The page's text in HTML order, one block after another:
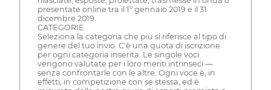
presentate online tra il 1° gennaio 2019 e il 31
dicembre 2019.
CATEGORIE
Seleziona la categoria che più si riferisce al tipo di
genere del tuo invio. C'è una quota di iscrizione
per ogni categoria inserita. Le singole voci
vengono valutate per i loro meriti intrinseci —
senza confrontarle con le altre. Ogni voce è, in
effetti, in competizione con se stessa, ed è